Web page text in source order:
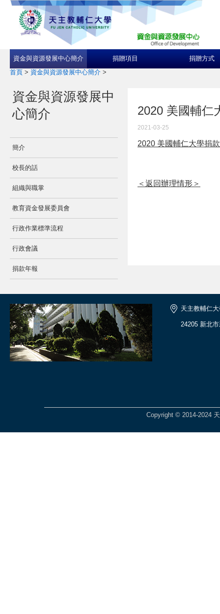
資金與資源發展中心簡介 捐贈項目 捐贈方式
首頁 > 資金與資源發展中心簡介 >
資金與資源發展中
心簡介
簡介
校長的話
組織與職掌
教育資金發展委員會
行政作業標準流程
行政會議
捐款年報
2020 美國輔仁
2021-03-25
2020 美國輔仁大學捐
＜返回辦理情形＞
天主教輔仁
24205 新北
Copyright © 2014-2024